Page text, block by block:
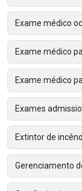
Exame médico
Exame médico
Exame médico
Exames
Extintor de
Gerenciamento